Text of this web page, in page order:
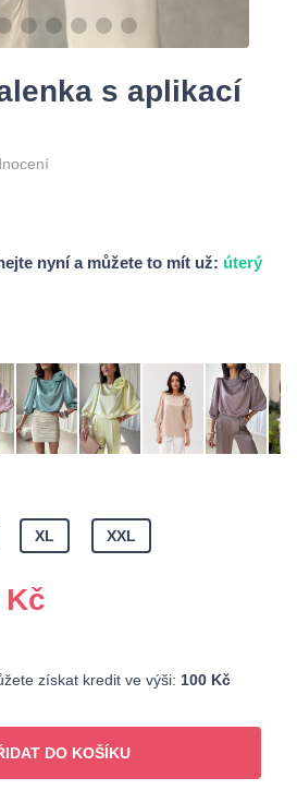
s aplikací
nyní a můžete to mít už: úterý
XL XXL
Kč
získat kredit ve výši: 100 Kč
DO KOŠÍKU